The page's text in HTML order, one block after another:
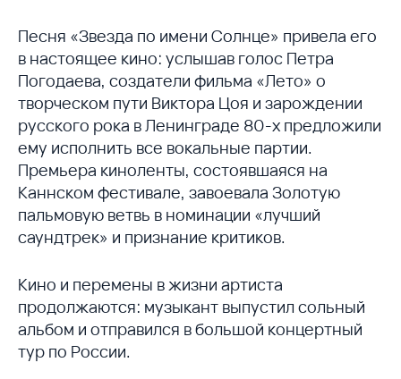
Песня «Звезда по имени Солнце» привела его
в настоящее кино: услышав голос Петра
Погодаева, создатели фильма «Лето» о
творческом пути Виктора Цоя и зарождении
русского рока в Ленинграде 80-х предложили
ему исполнить все вокальные партии.
Премьера киноленты, состоявшаяся на
Каннском фестивале, завоевала Золотую
пальмовую ветвь в номинации «лучший
саундтрек» и признание критиков.
Кино и перемены в жизни артиста
продолжаются: музыкант выпустил сольный
альбом и отправился в большой концертный
тур по России.